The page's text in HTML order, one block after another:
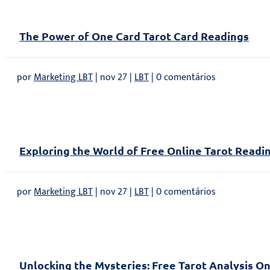
The Power of One Card Tarot Card Readings
porMarketing LBT| nov 27|LBT| 0 comentários
Exploring the World of Free Online Tarot
porMarketing LBT| nov 27|LBT| 0 comentários
Unlocking the Mysteries: Free Tarot Analysis